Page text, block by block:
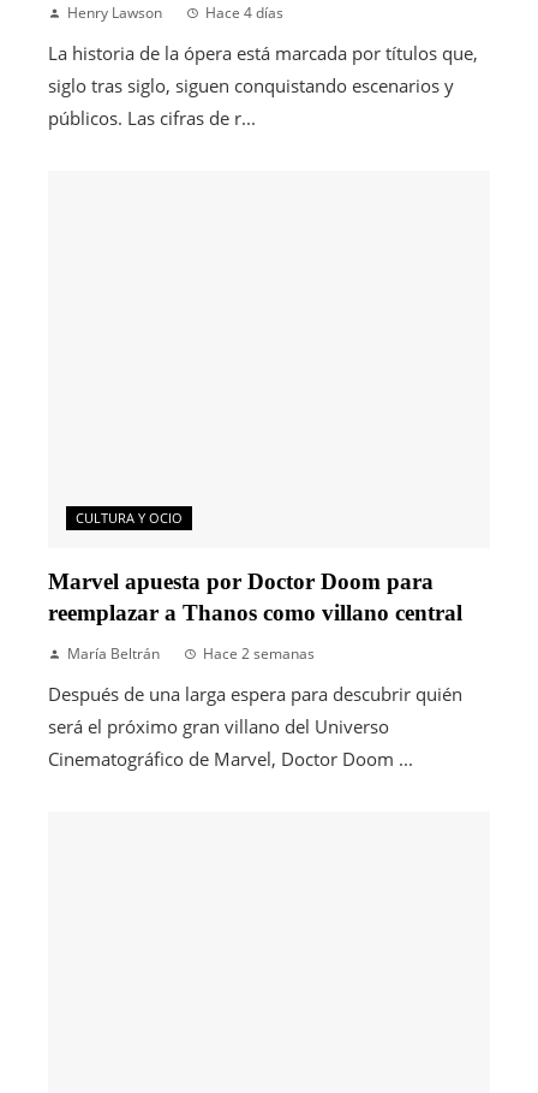
Henry Lawson Hace 4 días
La historia de la ópera está marcada por títulos que,
siglo tras siglo, siguen conquistando escenarios y
públicos. Las cifras de r...
CULTURA Y OCIO
Marvel apuesta por Doctor Doom para
reemplazar a Thanos como villano central
María Beltrán Hace 2 semanas
Después de una larga espera para descubrir quién
será el próximo gran villano del Universo
Cinematográfico de Marvel, Doctor Doom ...